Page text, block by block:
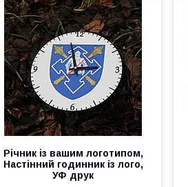
Річник із вашим логотипом,
Настінний годинник із лого,
УФ друк